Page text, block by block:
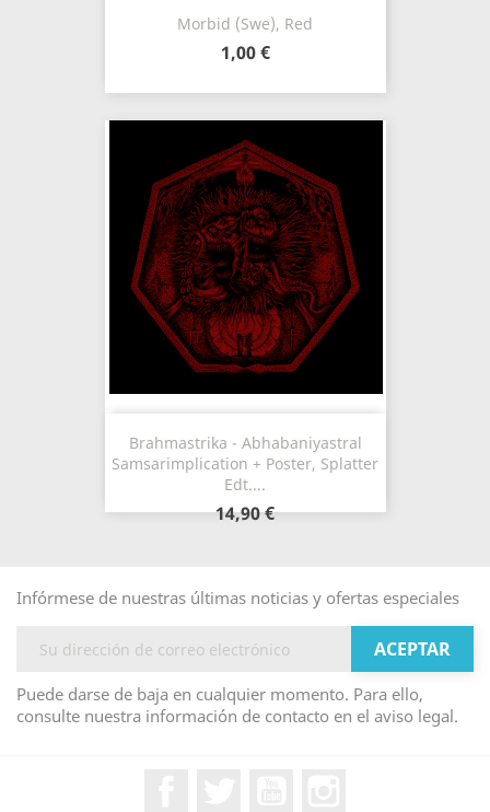
Morbid (Swe), Red
1,00 €
Brahmastrika - Abhabaniyastral
Samsarimplication + Poster, Splatter
Edt....
14,90 €
Infórmese de nuestras últimas noticias y ofertas especiales
Puede darse de baja en cualquier momento. Para ello,
consulte nuestra información de contacto en el aviso legal.